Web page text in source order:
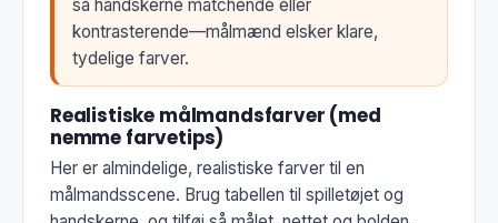
så handskerne matchende eller
kontrasterende—målmænd elsker klare,
tydelige farver.
Realistiske målmandsfarver (med
nemme farvetips)
Her er almindelige, realistiske farver til en
målmandsscene. Brug tabellen til spilletøjet og